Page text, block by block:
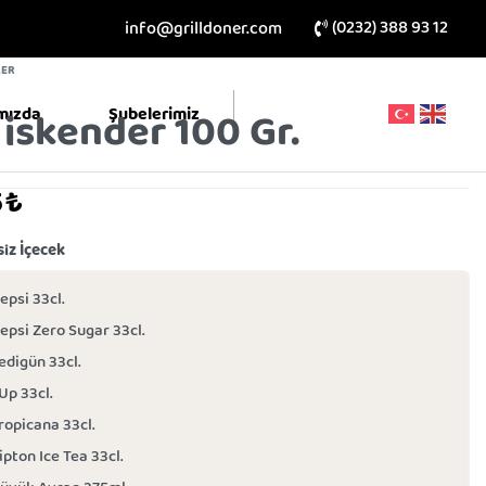
info@grilldoner.com (0232) 388 93 12
Şubelerimiz100 Gr.
₺
İçecek
33cl.
Zero Sugar 33cl.
33cl.
33cl.
33cl.
Ice Tea 33cl.